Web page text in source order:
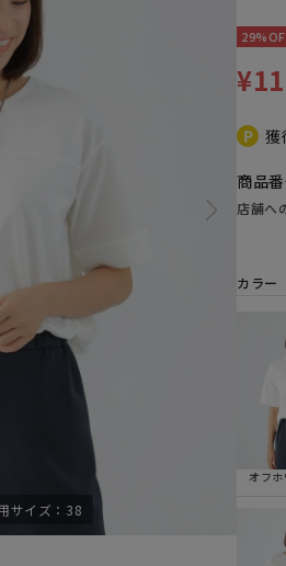
サイズ：38
獲
商品
店舗へ
カラー
オフホ